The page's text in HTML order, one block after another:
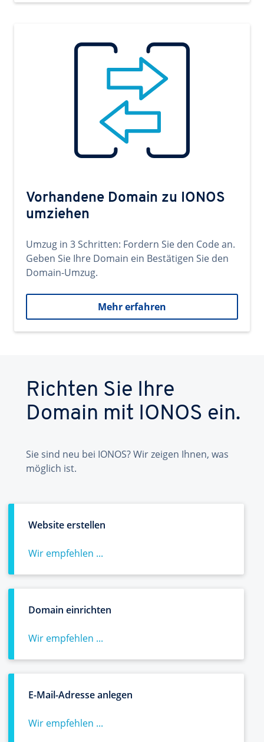
Vorhandene Domain zu IONOS
umziehen
Umzug in 3 Schritten: Fordern Sie den Code an.
Geben Sie Ihre Domain ein Bestätigen Sie den
Domain-Umzug.
Mehr erfahren
Richten Sie Ihre
Domain mit IONOS ein.
Sie sind neu bei IONOS? Wir zeigen Ihnen, was
möglich ist.
Website erstellen
Wir empfehlen ...
Domain einrichten
Wir empfehlen ...
E-Mail-Adresse anlegen
Wir empfehlen ...